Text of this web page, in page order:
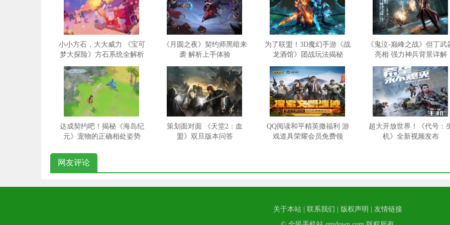
小小方石，大大威力 《宝可
梦大探险》方石系统全解析
《月圆之夜》契约师黑暗来
袭 解析上手体验
为了联盟！3D魔幻手游《战
龙酒馆》团战玩法揭秘
《鬼泣-巅峰之战》但丁武
亮相 强力神兵背景详解
达成契约吧！揭秘《海岛纪
元》宠物的正确相处姿势
策划面对面 《天堂2：血
盟》双旦版本问答
QQ阅读和平精英撒福利 游
戏道具荣耀会员免费领
超大开放世界！《代号：
机》全新视频发布
网友评论
关于本站| 联系我们 版权声明
友情链接